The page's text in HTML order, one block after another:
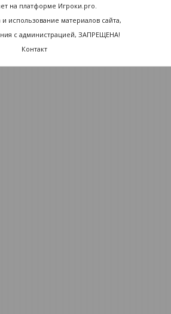
на платформе Игроки.pro.
использование материалов сайта,
с администрацией, ЗАПРЕЩЕНА!
Контакт